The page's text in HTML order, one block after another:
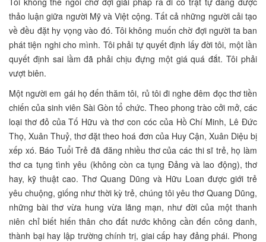
thảo luận giữa người Mỹ và Việt cộng. Tất cả những người cải tạo
về đều đặt hy vọng vào đó. Tôi không muốn chờ đợi người ta ban
phát tiện nghi cho mình. Tôi phải tự quyết định lấy đời tôi, một lần
quyết định sai lầm đã phải chịu đựng một giá quá đắt. Tôi phải
vượt biên.
Một người em gái họ đến thăm tôi, rủ tôi đi nghe đêm đọc thơ tiền
chiến của sinh viên Sài Gòn tổ chức. Theo phong trào cởi mở, các
loại thơ đỏ của Tố Hữu và thơ con cóc của Hồ Chí Minh, Lê Đức
Thọ, Xuân Thuỷ, thơ đặt theo hoá đơn của Huy Cận, Xuân Diệu bị
xếp xó. Báo Tuổi Trẻ đã đăng nhiều thơ của các thi sĩ trẻ, họ làm
thơ ca tụng tình yêu (không còn ca tụng Đảng và lao động), thơ
hay, kỹ thuật cao. Thơ Quang Dũng và Hữu Loan được giới trẻ
yêu chuộng, giống như thời kỳ trẻ, chúng tôi yêu thơ Quang Dũng,
những bài thơ vừa hung vừa lãng mạn, như đời của một thanh
niên chỉ biết hiến thân cho đất nước không cần đến công danh,
thành bại hay lập trường chính trị, giai cấp hay đảng phái. Phong